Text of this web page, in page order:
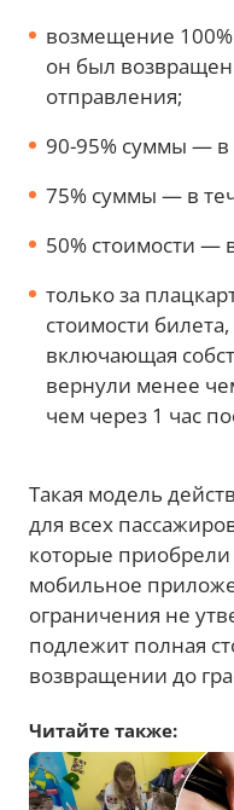
возмещение
он был
отправления;
90-95% суммы — в
75% суммы — в
50% стоимости —
только за
стоимости
включающая
вернули менее
чем через 1 час
Такая модель
для всех
которые
мобильное
ограничения не
подлежит полная
возвращении до
Читайте также: